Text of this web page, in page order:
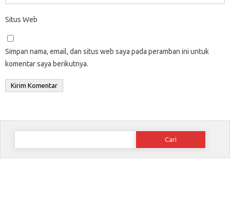
Situs Web
Simpan nama, email, dan situs web saya pada peramban ini untuk
komentar saya berikutnya.
Cari